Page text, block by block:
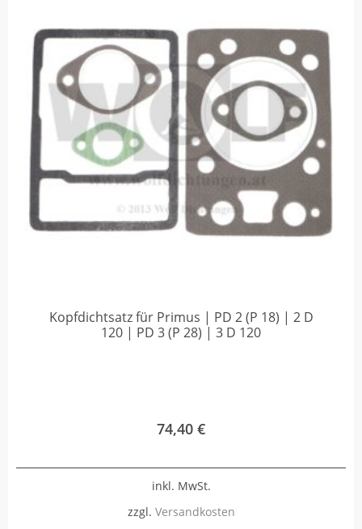
Kopfdichtsatz für Primus | PD 2 (P 18) | 2 D
120 | PD 3 (P 28) | 3 D 120
74,40 €
inkl. MwSt.
zzgl. Versandkosten